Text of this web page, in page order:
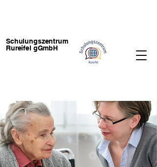
Schulungszentrum
Rureifel gGmbH